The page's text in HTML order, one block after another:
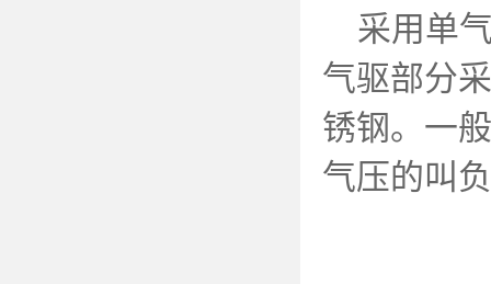
采用单气
气驱部分
锈钢。一
气压的叫